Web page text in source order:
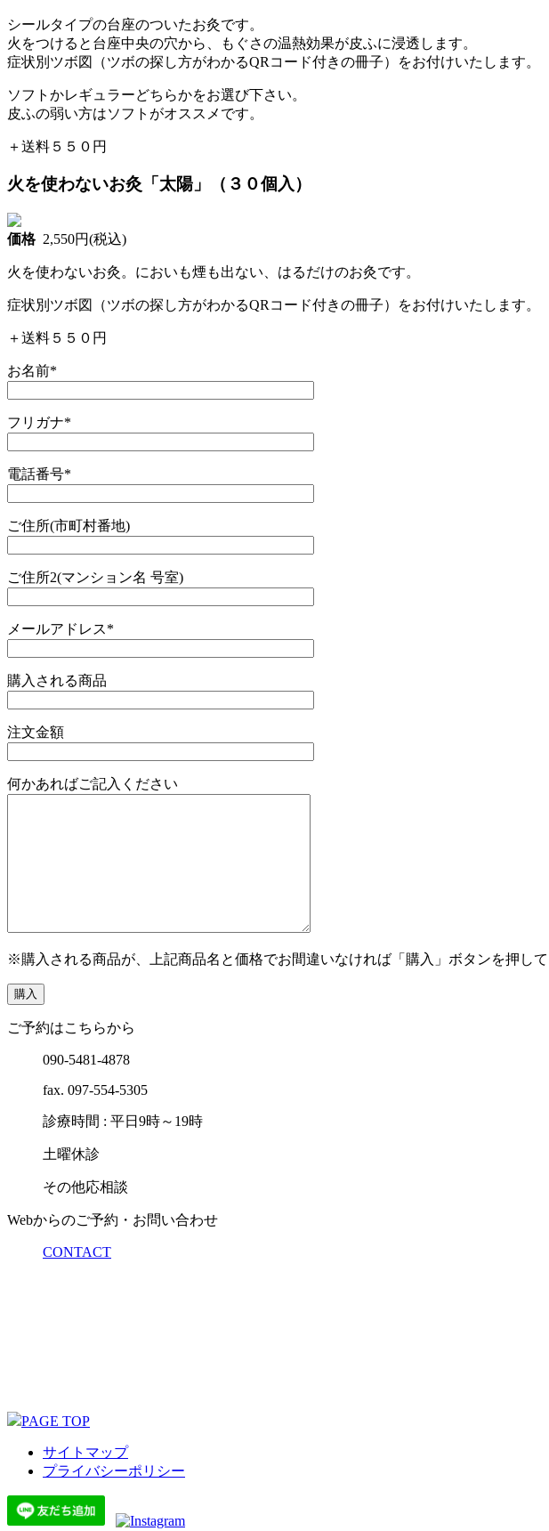
シールタイプの台座のついたお灸です。
火をつけると台座中央の穴から、もぐさの温熱効果が皮ふに浸透します。
症状別ツボ図（ツボの探し方がわかるQRコード付きの冊子）をお付けいたします。
ソフトかレギュラーどちらかをお選び下さい。
皮ふの弱い方はソフトがオススメです。
＋送料５５０円
火を使わないお灸「太陽」（３０個入）
価格2,550円(税込)
火を使わないお灸。においも煙も出ない、はるだけのお灸です。
症状別ツボ図（ツボの探し方がわかるQRコード付きの冊子）をお付けいたします。
＋送料５５０円
お名前*
フリガナ*
電話番号*
ご住所(市町村番地)
ご住所2(マンション名 号室)
メールアドレス*
購入される商品
注文金額
何かあればご記入ください
※購入される商品が、上記商品名と価格でお間違いなければ「購入」ボタンを押し
ご予約はこちらから
090-5481-4878
fax. 097-554-5305
診療時間 : 平日9時～19時
土曜休診
その他応相談
Webからのご予約・お問い合わせ
CONTACT
PAGE TOP
サイトマップ
プライバシーポリシー